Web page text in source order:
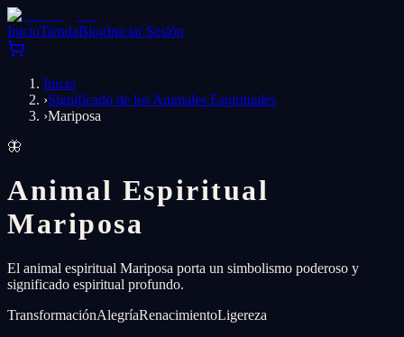
InicioTiendaBlogIniciar Sesión
Inicio
›Significado de los Animales Espirituales
›Mariposa
🦋
Animal Espiritual
Mariposa
El animal espiritual Mariposa porta un simbolismo poderoso y
significado espiritual profundo.
TransformaciónAlegríaRenacimientoLigereza